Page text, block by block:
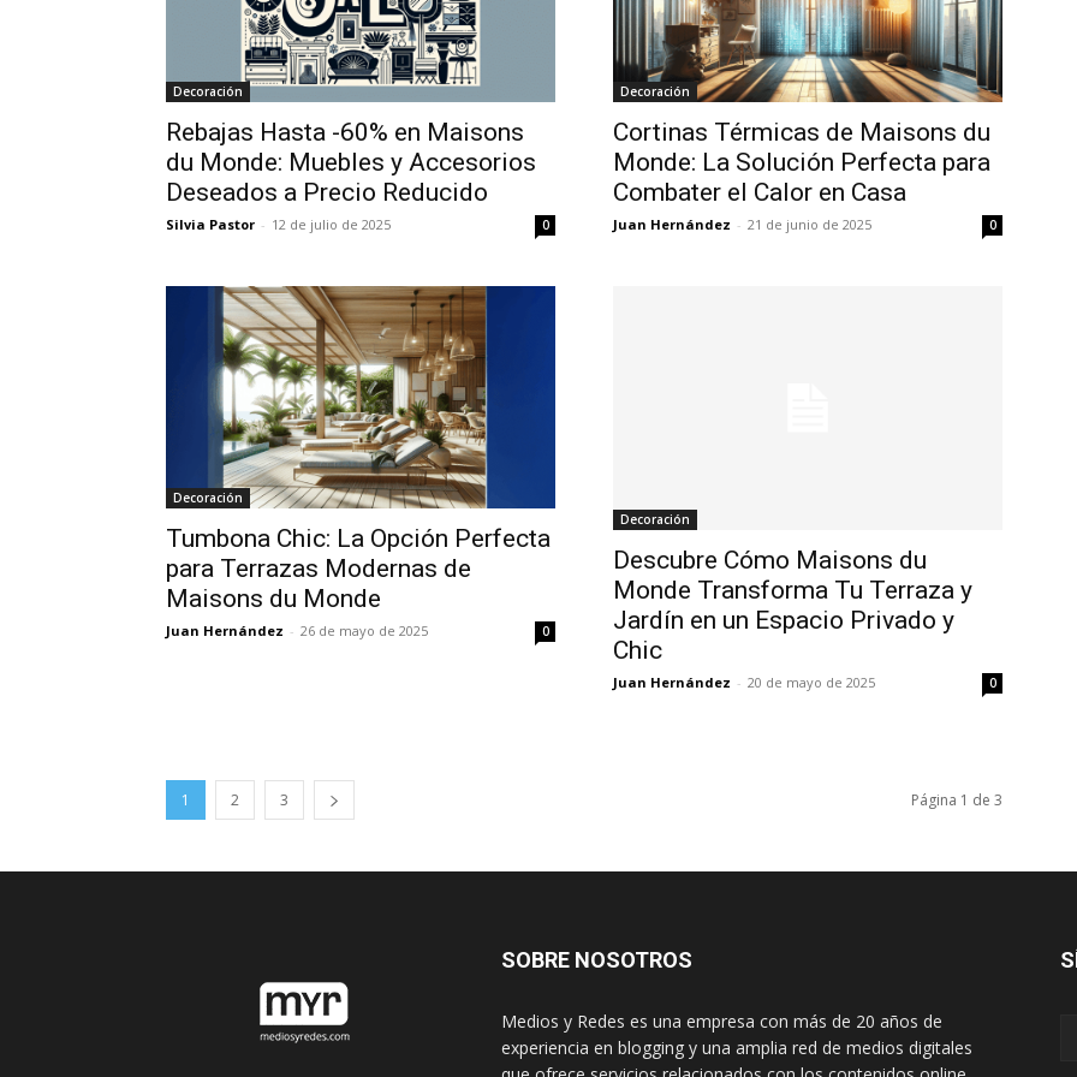
Decoración
Rebajas Hasta -60% en Maisons
du Monde: Muebles y Accesorios
Deseados a Precio Reducido
Silvia Pastor - 12 de julio de 2025 0
Decoración
Cortinas Térmicas de Maisons du
Monde: La Solución Perfecta para
Combater el Calor en Casa
Juan Hernández - 21 de junio de 2025 0
Decoración
Tumbona Chic: La Opción Perfecta
para Terrazas Modernas de
Maisons du Monde
Juan Hernández - 26 de mayo de 2025 0
Decoración
Descubre Cómo Maisons du
Monde Transforma Tu Terraza y
Jardín en un Espacio Privado y
Chic
Juan Hernández - 20 de mayo de 2025 0
1 2 3 Página 1 de 3
SOBRE NOSOTROS
Medios y Redes es una empresa con más de 20 años de
experiencia en blogging y una amplia red de medios digitales